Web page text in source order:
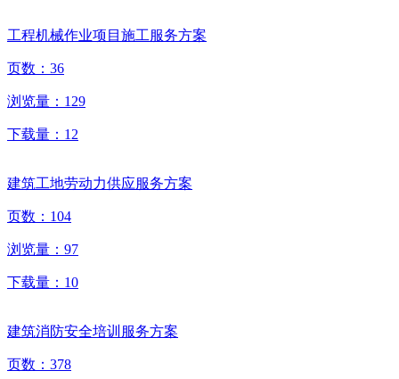
工程机械作业项目施工服务方案
页数： 36
浏览量： 129
下载量： 12
建筑工地劳动力供应服务方案
页数： 104
浏览量： 97
下载量： 10
建筑消防安全培训服务方案
页数： 378